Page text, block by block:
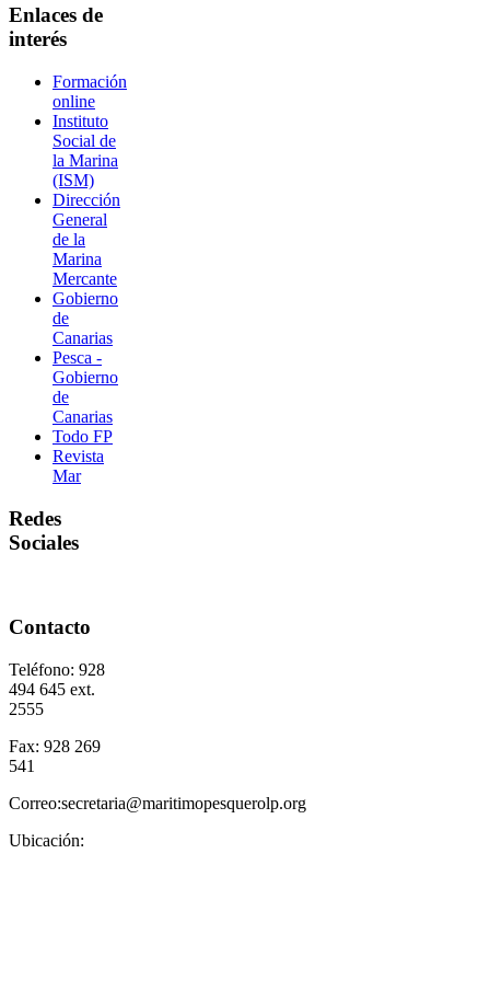
Enlaces de
interés
Formación
online
Instituto
Social de
la Marina
(ISM)
Dirección
General
de la
Marina
Mercante
Gobierno
de
Canarias
Pesca -
Gobierno
de
Canarias
Todo FP
Revista
Mar
Redes
Sociales
Contacto
Teléfono: 928
494 645 ext.
2555
Fax: 928 269
541
Correo:secretaria@maritimopesquerolp.org
Ubicación: